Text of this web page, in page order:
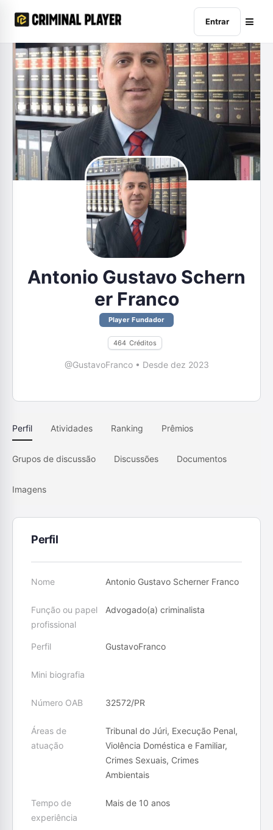
Entrar
Antonio Gustavo Schern
er Franco
Player Fundador
464 Créditos
@GustavoFranco • Desde dez 2023
Perfil Atividades Ranking Prêmios
Grupos de discussão Discussões Documentos
Imagens
Perfil
Nome Antonio Gustavo Scherner Franco
Função ou papel
profissional
Advogado(a) criminalista
Perfil GustavoFranco
Mini biografia
Número OAB 32572/PR
Áreas de
atuação
Tribunal do Júri, Execução Penal,
Violência Doméstica e Familiar,
Crimes Sexuais, Crimes
Ambientais
Tempo de
experiência
Mais de 10 anos